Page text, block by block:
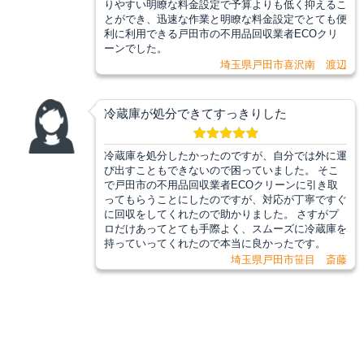
りやすい明瞭な料金設定で予算よりも低く抑えるこ
とができ、迅速な作業と明瞭な料金設定でとても便
利に利用できる戸田市の不用品回収業者ECOクリ
ーンでした。
埼玉県戸田市喜沢南 渡辺
冷蔵庫が処分できてすっきりした
冷蔵庫を処分したかったのですが、自分では外に運
び出すこともできないので困っていました。 そこ
で戸田市の不用品回収業者ECOクリーンに引き取
ってもらうことにしたのですが、対応が丁寧ですぐ
に回収をしてくれたので助かりました。 さすがプ
ロだけあってとても手際よく、スムーズに冷蔵庫を
持っていってくれたので本当に良かったです。
埼玉県戸田市笹目 斎藤